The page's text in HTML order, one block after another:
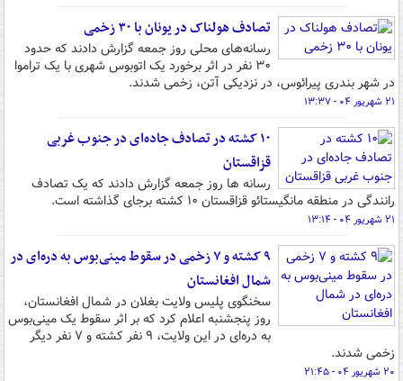
تصادف هولناک در یونان با ۳۰ زخمی
رسانه‌های محلی روز جمعه گزارش دادند که حدود
۳۰ نفر در اثر برخورد یک اتوبوس شهری با یک تراموا
در شهر بندری پیرائوس، در نزدیکی آتن، زخمی شدند.
۲۱ شهریور ۰۴ - ۱۳:۳۷
۱۰ کشته در تصادف جاده‌ای در جنوب غربی
قزاقستان
رسانه ها روز جمعه گزارش دادند که یک تصادف
رانندگی در منطقه مانگیستائو قزاقستان ۱۰ کشته برجای گذاشته است.
۲۱ شهریور ۰۴ - ۱۳:۱۴
۹ کشته و ۷ زخمی در سقوط مینی‌بوس به دره‌ای در
شمال افغانستان
سخنگوی پلیس ولایت بغلان در شمال افغانستان،
روز پنجشنبه اعلام کرد که بر اثر سقوط یک مینی‌بوس
به دره‌ای در این ولایت، ۹ نفر کشته و ۷ نفر دیگر
زخمی شدند.
۲۰ شهریور ۰۴ - ۲۱:۴۵